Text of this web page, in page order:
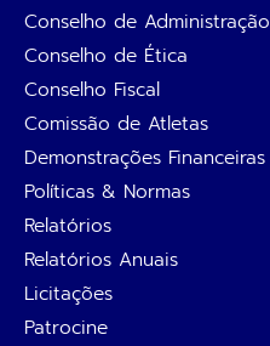
Conselho de Administração
Conselho de Ética
Conselho Fiscal
Comissão de Atletas
Demonstrações Financeiras
Políticas & Normas
Relatórios
Relatórios Anuais
Licitações
Patrocine